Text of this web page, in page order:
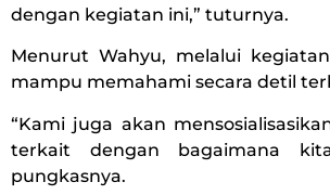
dengan kegiatan ini,” tuturnya.
Menurut Wahyu, melalui
mampu memahami secara detil
“Kami juga akan
terkait dengan bagaimana
pungkasnya.